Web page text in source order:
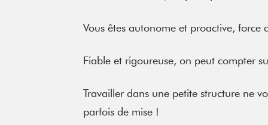
Vous êtes autonome et proactive, force
Fiable et rigoureuse, on peut compter
Travailler dans une petite structure ne
parfois de mise !